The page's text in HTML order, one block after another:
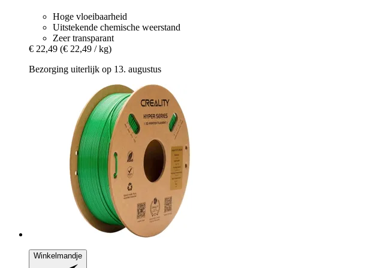
Hoge vloeibaarheid
Uitstekende chemische weerstand
Zeer transparant
€ 22,49 (€ 22,49 / kg)
Bezorging uiterlijk op 13. augustus
Winkelmandje